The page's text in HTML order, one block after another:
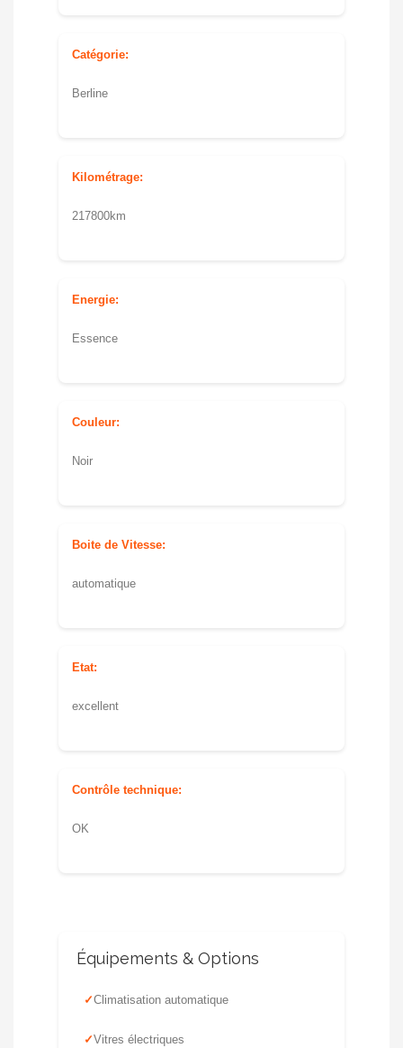
Catégorie:
Berline
Kilométrage:
217800km
Energie:
Essence
Couleur:
Noir
Boite de Vitesse:
automatique
Etat:
excellent
Contrôle technique:
OK
Équipements & Options
Climatisation automatique
Vitres électriques